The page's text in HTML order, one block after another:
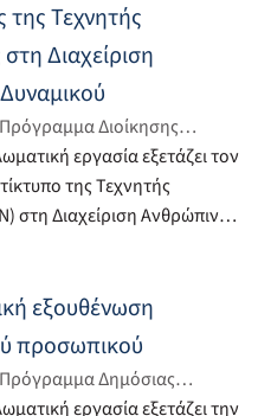
της Τεχνητής
Διαχείριση
Διοίκησης
Οικονομικών Επιστημών
Νεάπολις
)Μακρόπουλος, Ευτύχης
εργασία εξετάζει τον
της Τεχνητής
στη Διαχείριση Ανθρώπινου
στρατηγικές διαστάσεις
ηθικές και
της. Αρχικά,
θεωρητικό πλαίσιο της ΔΑΔ,
εξέλιξή της από
εξουθένωση
προσωπικού
Δημόσιας
Οικονομικών Επιστημών και
εργασία εξετάζει την